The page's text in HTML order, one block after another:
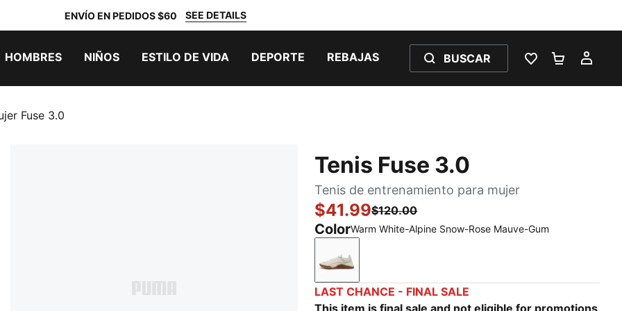
ENVÍO EN PEDIDOS $60 SEE DETAILS
HOMBRES NIÑOS ESTILO DE VIDA DEPORTE REBAJAS BUSCAR
LISTA DE
Fuse 3.0
Tenis Fuse 3.0
Tenis de entrenamiento para mujer
$41.99$120.00
ColorWarm White-Alpine Snow-Rose Mauve-Gum
Warm White-Alpine Snow-Rose Mauve-Gum
LAST CHANCE - FINAL SALE